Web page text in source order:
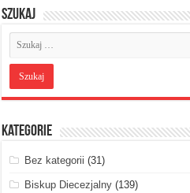
Szukaj
Kategorie
Bez kategorii (31)
Biskup Diecezjalny (139)